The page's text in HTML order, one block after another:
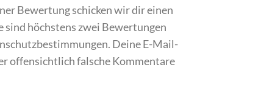
Bewertung schicken wir dir einen
höchstens zwei Bewertungen
Deine E-Mail-
offensichtlich falsche Kommentare